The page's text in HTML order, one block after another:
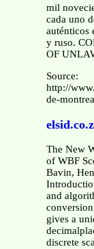
Source:
http://
de-
The New
of WBF
Bavin,
and
gives a
discrete